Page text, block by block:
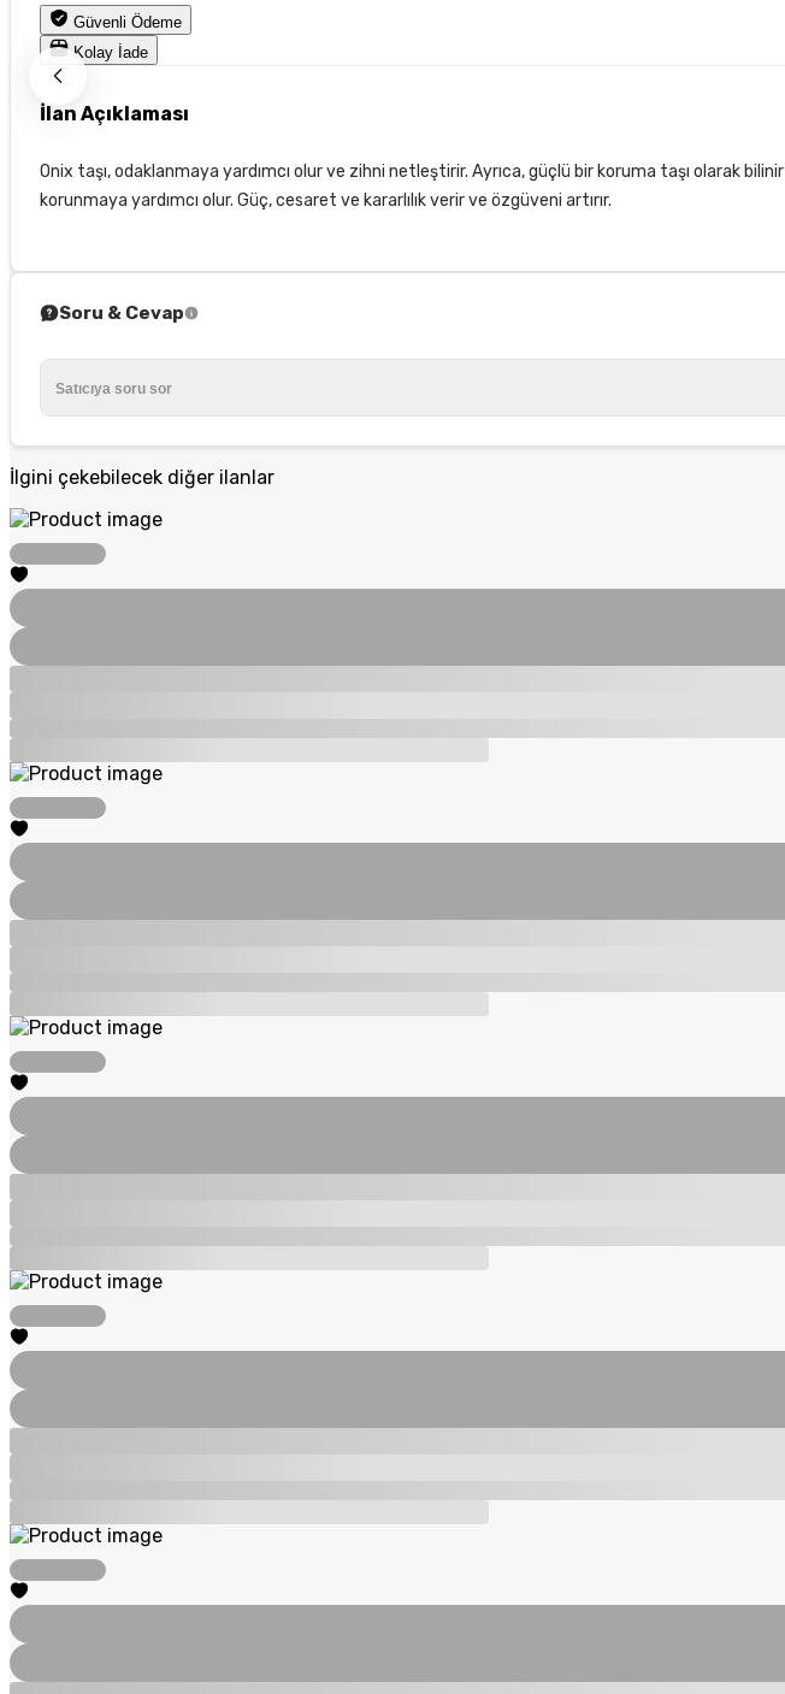
Güvenli Ödeme
Kolay İade
İlan Açıklaması
Onix taşı, odaklanmaya yardımcı olur ve zihni netleştirir. Ayrıca, güçlü bir koruma taşı olarak
korunmaya yardımcı olur. Güç, cesaret ve kararlılık verir ve özgüveni artırır.
Soru & Cevap
İlgini çekebilecek diğer ilanlar